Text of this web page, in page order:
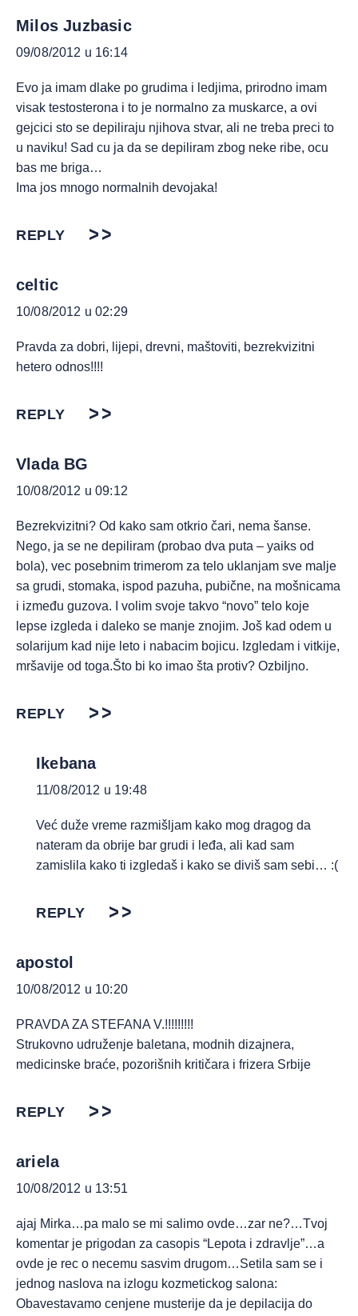
Milos Juzbasic
09/08/2012 u 16:14
Evo ja imam dlake po grudima i ledjima, prirodno imam
visak testosterona i to je normalno za muskarce, a ovi
gejcici sto se depiliraju njihova stvar, ali ne treba preci to
u naviku! Sad cu ja da se depiliram zbog neke ribe, ocu
bas me briga…
Ima jos mnogo normalnih devojaka!
REPLY
celtic
10/08/2012 u 02:29
Pravda za dobri, lijepi, drevni, maštoviti, bezrekvizitni
hetero odnos!!!!
REPLY
Vlada BG
10/08/2012 u 09:12
Bezrekvizitni? Od kako sam otkrio čari, nema šanse.
Nego, ja se ne depiliram (probao dva puta – yaiks od
bola), vec posebnim trimerom za telo uklanjam sve malje
sa grudi, stomaka, ispod pazuha, pubične, na mošnicama
i između guzova. I volim svoje takvo “novo” telo koje
lepse izgleda i daleko se manje znojim. Još kad odem u
solarijum kad nije leto i nabacim bojicu. Izgledam i vitkije,
mršavije od toga.Što bi ko imao šta protiv? Ozbiljno.
REPLY
Ikebana
11/08/2012 u 19:48
Već duže vreme razmišljam kako mog dragog da
nateram da obrije bar grudi i leđa, ali kad sam
zamislila kako ti izgledaš i kako se diviš sam sebi… :(
REPLY
apostol
10/08/2012 u 10:20
PRAVDA ZA STEFANA V.!!!!!!!!!
Strukovno udruženje baletana, modnih dizajnera,
medicinske braće, pozorišnih kritičara i frizera Srbije
REPLY
ariela
10/08/2012 u 13:51
ajaj Mirka…pa malo se mi salimo ovde…zar ne?…Tvoj
komentar je prigodan za casopis “Lepota i zdravlje”…a
ovde je rec o necemu sasvim drugom…Setila sam se i
jednog naslova na izlogu kozmetickog salona:
Obavestavamo cenjene musterije da je depilacija do